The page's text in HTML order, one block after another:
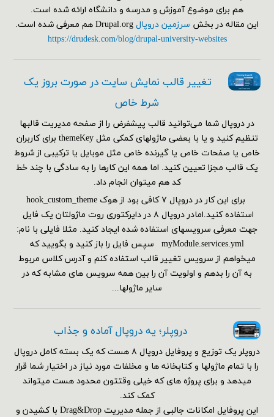
هم برای موضوع آموزش و مدرسه و دانشگاه ارائه شده است.
این مقاله در بخش سرزمین دروپالDrupal.org هم معرفی شده است.
https://drudesk.com/blog/drupal-university-websites
تغییر قالب نمایش سایت در صورت بروز یک
شرط خاص
در دروپال شما می‌توانید قالب پیشفرض را از صفحه مدیریت قالبها
تنظیم کنید و یا با بعضی ماژولهای کمکی مثل themeKey برای کاربران
خاص یا صفحات خاص یا گیرنده خاص مثل موبایل یا ترکیبی از شروط
یک قالب مجزا تعیین کنید. اما همه این کارها را به سادگی با چند خط
کد هم می‎توان انجام داد.
برای این کار در دروپال ۷ کافی بود از هوک hook_custom_theme
استفاده کنید.امادر دروپال ۸ در دایرکتوری روت ماژولتان یک فایل
جهت معرفی سرویسهای استفاده شده ایجاد کنید. مثلا فایلی با نام:
myModule.services.yml سپس فایل را باز کنید و بگویید که
میخواهم از سرویس تغییر قالب استفاده کنم و آدرس کلاس مربوط
به آن را بدهم و اولویت آن را بین همه سرویس های مشابه که در
سایر ماژولها...
دروپلر؛ یه دروپال آماده و جذاب
دروپلر یک توزیع و پروفایل دروپال ۸ هست که یک بسته کامل دروپال
را با تمام ماژولها و کتابخانه ها و مخلفات مورد نیاز در اختیار شما قرار
میدهد و برای پروژه های که خیلی وقتتون محدود هست میتواند
کمک کند.
این پروفایل امکانات جالبی از جمله مدیریت Drag&Drop با کشیدن و